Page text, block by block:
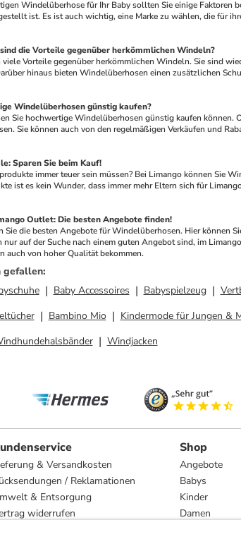
ist. Es ist auch wichtig, eine Marke zu wählen, die für
die Vorteile gegenüber herkömmlichen Windeln?
hinaus bieten Windelüberhosen einen zusätzlichen
Windelüberhosen günstig kaufen?
Sie können auch von den regelmäßigen Verkäufen und
Sparen Sie beim Kauf!
ist es kein Wunder, dass immer mehr Eltern sich für
Outlet: Die besten Angebote finden!
nur auf der Suche nach einem guten Angebot sind, im
auch von hoher Qualität bekommen.
gefallen:
Baby Accessoires Babyspielzeug
Bambino Mio Kindermode für Jungen &
Windjacken
& Versandkosten
/ Reklamationen
& Entsorgung
widerrufen
Shop
Angebote
Babys
Kinder
Damen